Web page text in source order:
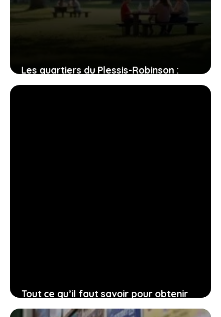
Les quartiers du Plessis-Robinson :
entre dynamisme et quiétude, où
Tout ce qu’il faut savoir pour obtenir
un prêt travaux rapidement sans se